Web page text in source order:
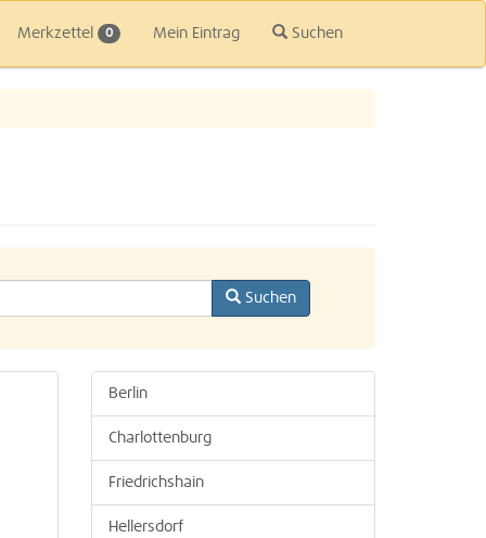
Merkzettel 0 Mein Eintrag Suchen
Suchen
Berlin
Charlottenburg
Friedrichshain
Hellersdorf